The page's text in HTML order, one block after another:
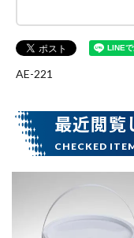
価格から探す
AE-221
最近閲覧